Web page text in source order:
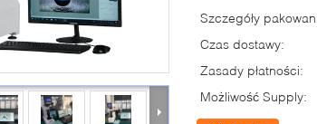
Szczegóły
Czas dostawy:
Zasady płatności:
Możliwość Supply: